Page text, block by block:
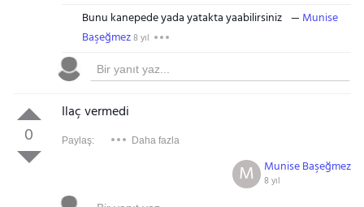
Bunu kanepede yada yatakta yaabilirsiniz
Munise
Başeğmez8 yıl
0
Ilaç vermedi
Paylaş: Daha fazla
Munise Başeğmez
8 yıl
M